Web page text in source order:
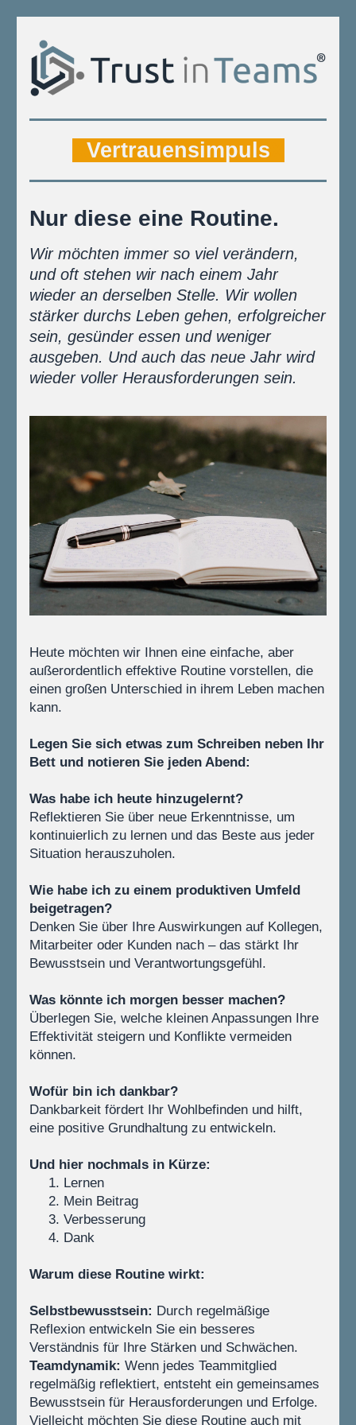
Vertrauensimpuls
Nur diese eine Routine.
Wir möchten immer so viel verändern,
und oft stehen wir nach einem Jahr
wieder an derselben Stelle. Wir wollen
stärker durchs Leben gehen, erfolgreicher
sein, gesünder essen und weniger
ausgeben. Und auch das neue Jahr wird
wieder voller Herausforderungen sein.
Heute möchten wir Ihnen eine einfache, aber
außerordentlich effektive Routine vorstellen, die
einen großen Unterschied in ihrem Leben machen
kann.
Legen Sie sich etwas zum Schreiben neben Ihr
Bett und notieren Sie jeden Abend:
Was habe ich heute hinzugelernt?
Reflektieren Sie über neue Erkenntnisse, um
kontinuierlich zu lernen und das Beste aus jeder
Situation herauszuholen.
Wie habe ich zu einem produktiven Umfeld
beigetragen?
Denken Sie über Ihre Auswirkungen auf Kollegen,
Mitarbeiter oder Kunden nach – das stärkt Ihr
Bewusstsein und Verantwortungsgefühl.
Was könnte ich morgen besser machen?
Überlegen Sie, welche kleinen Anpassungen Ihre
Effektivität steigern und Konflikte vermeiden
können.
Wofür bin ich dankbar?
Dankbarkeit fördert Ihr Wohlbefinden und hilft,
eine positive Grundhaltung zu entwickeln.
Und hier nochmals in Kürze:
Lernen
Mein Beitrag
Verbesserung
Dank
Warum diese Routine wirkt:
Selbstbewusstsein: Durch regelmäßige
Reflexion entwickeln Sie ein besseres
Verständnis für Ihre Stärken und Schwächen.
Teamdynamik: Wenn jedes Teammitglied
regelmäßig reflektiert, entsteht ein gemeinsames
Bewusstsein für Herausforderungen und Erfolge.
Vielleicht möchten Sie diese Routine auch mit